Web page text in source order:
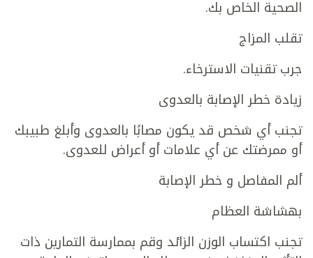
الصحية الخاص بك.
تقلب المزاج
جرب تقنيات الاسترخاء.
زيادة خطر الإصابة بالعدوى
تجنب أي شخص قد يكون مصابًا بالعدوى وأبلغ طبيبك
أو ممرضتك عن أي علامات أو أعراض للعدوى.
ألم المفاصل و خطر الإصابة
بهشاشة العظام
تجنب اكتساب الوزن الزائد وقم بممارسة التمارين ذات